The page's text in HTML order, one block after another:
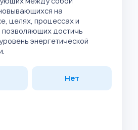
на
целях, процессах и
достичь
энергетической
Нет